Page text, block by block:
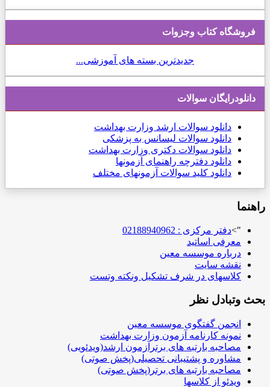
فروشگاه کتاب وجزوات
جدیدترین بسته های آموزشی...
دانلودرایگان سوالات
دانلود سوالات ارشد وزارت بهداشت
دانلود سوالات لیسانس به پزشکی
دانلود سوالات دکتری وزارت بهداشت
دانلود دفترچه راهنمای آزمونها
دانلود کلید سوالات آزمونهای مختلف
راهنما
">دفتر مرکزی : 02188940962
معرفی اساتید
درباره موسسه معین
نقشه سایت
کلاسهای در شرف تشکیل ونکته وتست
بحث وتبادل نظر
انجمن گفتگوی موسسه معین
نمونه کارنامه آزمون وزارت بهداشت
مصاحبه بارتبه های برترآزمون ارشد(ویدئویی)
مشاوره و پشتیبانی تحصیلی(پخش صوتی)
مصاحبه بارتبه های برتر(پخش صوتی)
ویدئو از کلاسها